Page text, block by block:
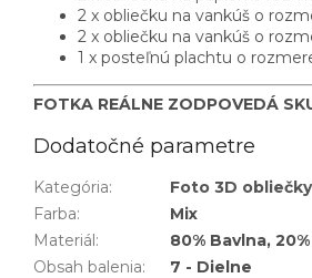
2 x obliečku na vankúš o
2 x obliečku na vankúš o
1 x posteľnú plachtu o
FOTKA REÁLNE ZODPOVEDÁ
Dodatočné parametre
Kategória:
Foto 3D obliečky
Farba:
Mix
Materiál:
80% Bavlna,
Obsah balenia:
7 - Dielne